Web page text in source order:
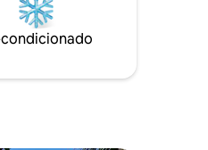
lojas, mercearia e
de bebidas,
Center, este